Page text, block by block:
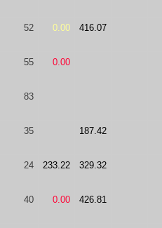
52 0.00 416.07
55 0.00
83
35 187.42
24 233.22 329.32
40 0.00 426.81